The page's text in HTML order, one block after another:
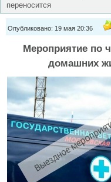
переносится
Опубликовано: 19 мая 20:36
Мероприятие по
домашних